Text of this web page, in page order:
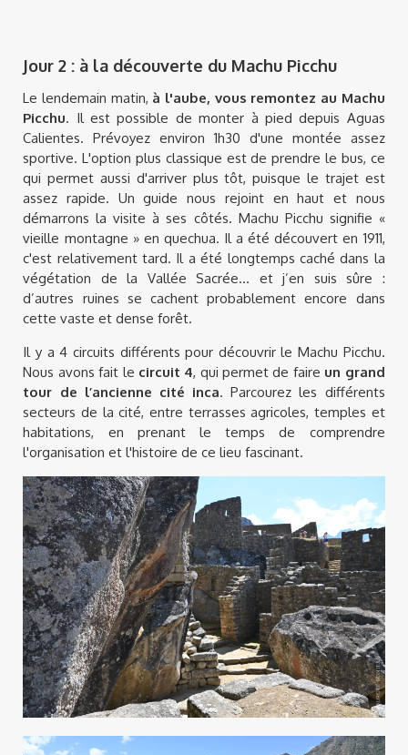
Jour 2 : à la découverte du Machu Picchu
Le lendemain matin, à l'aube, vous remontez au Machu
Picchu. Il est possible de monter à pied depuis Aguas
Calientes. Prévoyez environ 1h30 d'une montée assez
sportive. L'option plus classique est de prendre le bus, ce
qui permet aussi d'arriver plus tôt, puisque le trajet est
assez rapide. Un guide nous rejoint en haut et nous
démarrons la visite à ses côtés. Machu Picchu signifie «
vieille montagne » en quechua. Il a été découvert en 1911,
c'est relativement tard. Il a été longtemps caché dans la
végétation de la Vallée Sacrée... et j’en suis sûre :
d’autres ruines se cachent probablement encore dans
cette vaste et dense forêt.
Il y a 4 circuits différents pour découvrir le Machu Picchu.
Nous avons fait le circuit 4, qui permet de faire un grand
tour de l’ancienne cité inca. Parcourez les différents
secteurs de la cité, entre terrasses agricoles, temples et
habitations, en prenant le temps de comprendre
l'organisation et l'histoire de ce lieu fascinant.